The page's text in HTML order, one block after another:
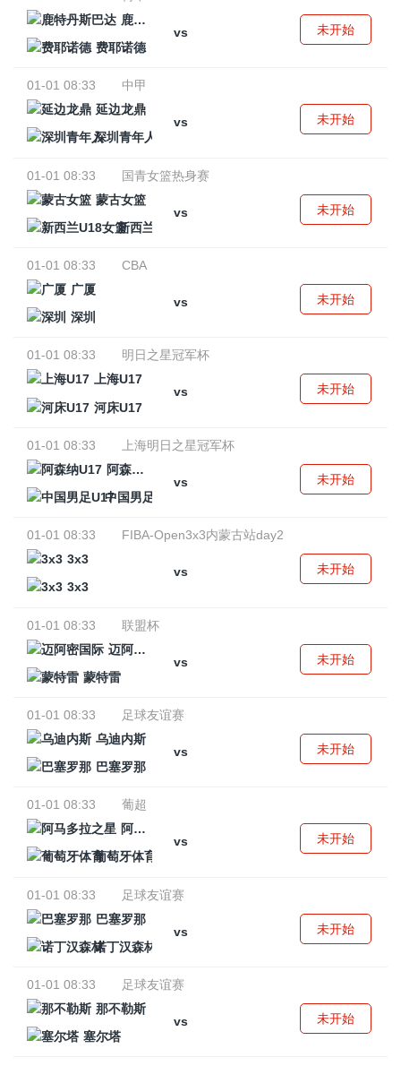
鹿特丹斯巴达
vs
费耶诺德
未开始
01-01 08:33
中甲
延边龙鼎
vs
深圳青年人
未开始
01-01 08:33
国青女篮热身赛
蒙古女篮
vs
新西兰U18女篮
未开始
01-01 08:33
CBA
广厦
vs
深圳
未开始
01-01 08:33
明日之星冠军杯
上海U17
vs
河床U17
未开始
01-01 08:33
上海明日之星冠军杯
阿森纳U17
vs
中国男足U17
未开始
01-01 08:33
FIBA-Open3x3内蒙古站day2
3x3
vs
3x3
未开始
01-01 08:33
联盟杯
迈阿密国际
vs
蒙特雷
未开始
01-01 08:33
足球友谊赛
乌迪内斯
vs
巴塞罗那
未开始
01-01 08:33
葡超
阿马多拉之星
vs
葡萄牙体育
未开始
01-01 08:33
足球友谊赛
巴塞罗那
vs
诺丁汉森林
未开始
01-01 08:33
足球友谊赛
那不勒斯
vs
塞尔塔
未开始